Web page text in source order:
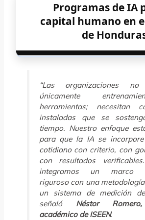
Programas de IA
capital humano en
de
“Las organizaciones no
únicamente
herramientas; necesitan
instaladas que se
tiempo. Nuestro enfoque
para que la IA se
cotidiano con criterio, con
con resultados
integramos un marco
riguroso con una
un sistema de medición de
señaló Néstor
académico de ISEEN.